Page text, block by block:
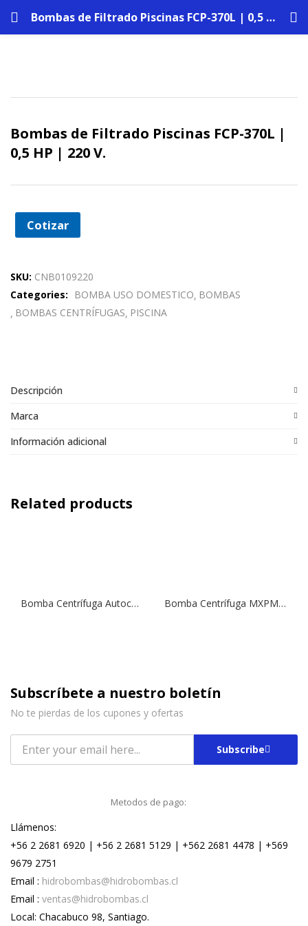
Bombas de Filtrado Piscinas FCP-370L | 0,5 HP | 220 V.
Bombas de Filtrado Piscinas FCP-370L |
0,5 HP | 220 V.
Cotizar
SKU: CNB0109220
Categories:
BOMBA USO DOMESTICO BOMBAS
BOMBAS CENTRÍFUGAS PISCINA
Descripción
Marca
Información adicional
Related products
Bomba Centrífuga Autocebante Tipo Jet NGLM 3/13 | 1,0 HP | 220 V. Bomba Centrífuga MXPM 404 | 1,0 HP | 220 V.
Subscríbete a nuestro boletín
No te pierdas de los cupones y ofertas
Subscribe
Metodos de pago:
Llámenos:
+56 2 2681 6920 | +56 2 2681 5129 | +562 2681 4478 | +569
9679 2751
Email : hidrobombas@hidrobombas.cl
Email : ventas@hidrobombas.cl
Local: Chacabuco 98, Santiago.